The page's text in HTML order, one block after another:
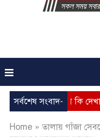
সর্বশেষ সংবাদ-
তার চেহারা কি দেখা গেছে?
Home »তালায় গাঁজা